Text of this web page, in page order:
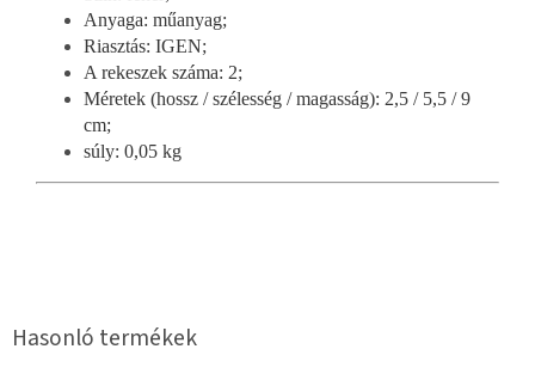
Anyaga: műanyag;
Riasztás: IGEN;
A rekeszek száma: 2;
Méretek (hossz / szélesség / magasság): 2,5 / 5,5 / 9
cm;
súly: 0,05 kg